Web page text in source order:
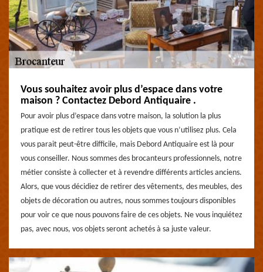
Vous souhaitez avoir plus d’espace dans votre
maison ? Contactez Debord Antiquaire .
Pour avoir plus d’espace dans votre maison, la solution la plus
pratique est de retirer tous les objets que vous n’utilisez plus. Cela
vous parait peut-être difficile, mais Debord Antiquaire est là pour
vous conseiller. Nous sommes des brocanteurs professionnels, notre
métier consiste à collecter et à revendre différents articles anciens.
Alors, que vous décidiez de retirer des vêtements, des meubles, des
objets de décoration ou autres, nous sommes toujours disponibles
pour voir ce que nous pouvons faire de ces objets. Ne vous inquiétez
pas, avec nous, vos objets seront achetés à sa juste valeur.